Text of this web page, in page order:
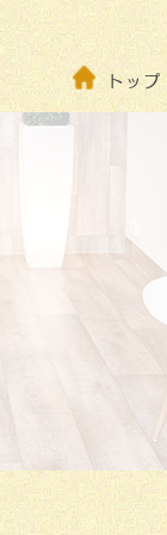
トップ